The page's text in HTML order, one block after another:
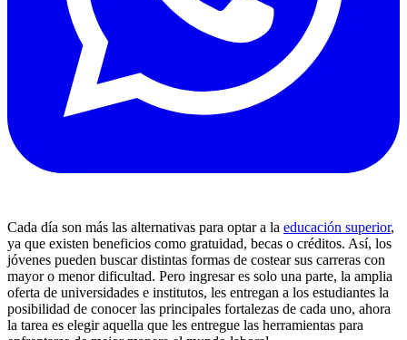
Cada día son más las alternativas para optar a la educación superior,
ya que existen beneficios como gratuidad, becas o créditos. Así, los
jóvenes pueden buscar distintas formas de costear sus carreras con
mayor o menor dificultad. Pero ingresar es solo una parte, la amplia
oferta de universidades e institutos, les entregan a los estudiantes la
posibilidad de conocer las principales fortalezas de cada uno, ahora
la tarea es elegir aquella que les entregue las herramientas para